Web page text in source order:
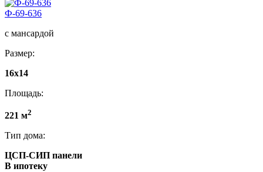
Ф-69-636
с мансардой
Размер:
16x14
Площадь:
221 м2
Тип дома:
ЦСП-СИП панели
В ипотеку